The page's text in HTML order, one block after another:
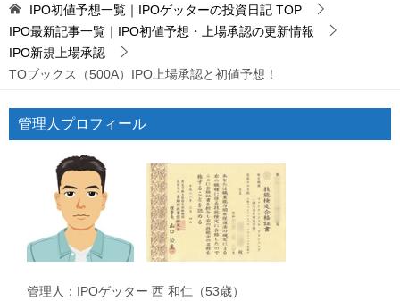
IPO初値予想一覧｜IPOゲッターの投資日記 TOP
IPO最新記事一覧｜IPO初値予想・上場承認の更新情報
IPO新規上場承認
TOブックス（500A）IPO上場承認と初値予想！
管理人プロフィール
管理人：IPOゲッター 西 和仁（53歳）